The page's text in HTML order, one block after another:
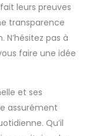
Bio contient
protéines, soit 3x plus
la viande. Certifiée
par des experts en
notre Spiruline
100% vegan, sans
colorant artificiels et
MAXI FORMAT
: Notre
Bio maxi format
500 comprimés et
leurs preuves
transparence
pas à
faire une idée
et ses
assurément
Qu’il